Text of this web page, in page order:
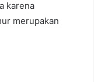
karena
merupakan